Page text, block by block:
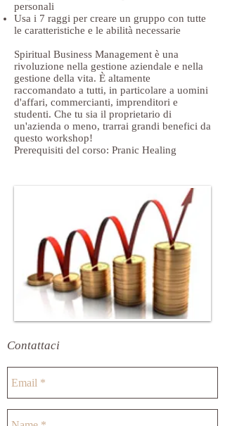
personali
Usa i 7 raggi per creare un gruppo con tutte
le caratteristiche e le abilità necessarie
Spiritual Business Management è una
rivoluzione nella gestione aziendale e nella
gestione della vita. È altamente
raccomandato a tutti, in particolare a uomini
d'affari, commercianti, imprenditori e
studenti. Che tu sia il proprietario di
un'azienda o meno, trarrai grandi benefici da
questo workshop!
Prerequisiti del corso: Pranic Healing
Contattaci